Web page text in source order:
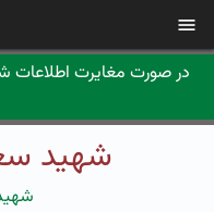
در صورت مغایرت اطلاعات
شهید